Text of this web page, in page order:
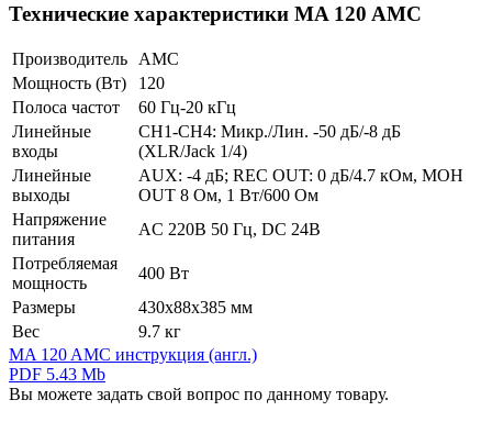
Технические характеристики MA 120 AMC
Производитель
AMC
Мощность (Вт)
120
Полоса частот
60 Гц-20 кГц
Линейные
входы
CH1-CH4: Микр./Лин. -50 дБ/-8 дБ
(XLR/Jack 1/4)
Линейные
выходы
AUX: -4 дБ; REC OUT: 0 дБ/4.7 кОм, MOH
OUT 8 Ом, 1 Вт/600 Ом
Напряжение
питания
AC 220В 50 Гц, DC 24В
Потребляемая
мощность
400 Вт
Размеры
430х88х385 мм
Вес
9.7 кг
MA 120 AMC инструкция (англ.)
PDF 5.43 Mb
Вы можете задать свой вопрос по данному товару.